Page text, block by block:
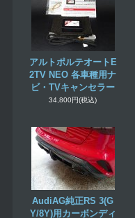
アルトポルテオートE
2TV NEO 各車種用ナ
ビ・TVキャンセラー
34,800円(税込)
AudiAG純正RS 3(G
Y/8Y)用カーボンディ